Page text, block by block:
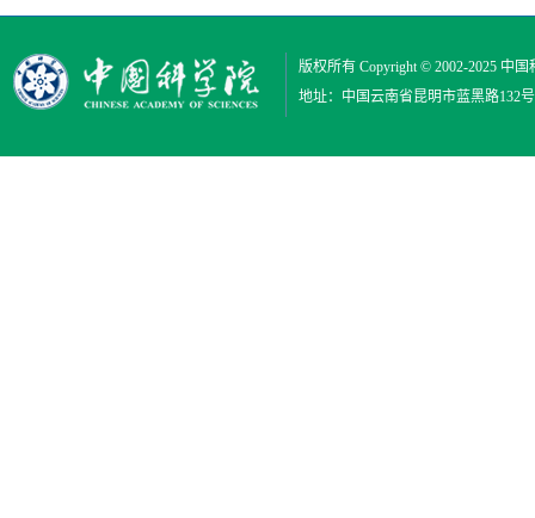
版权所有 Copyright © 2002-2025 中国
地址：中国云南省昆明市蓝黑路